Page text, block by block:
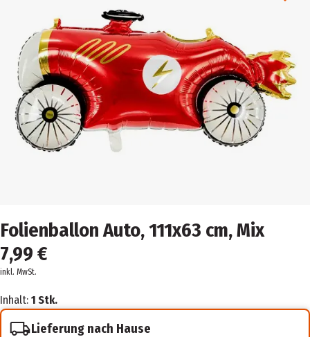
Folienballon Auto, 111x63 cm, Mix
7,99 €
inkl. MwSt.
Inhalt: 1 Stk.
Lieferung nach Hause